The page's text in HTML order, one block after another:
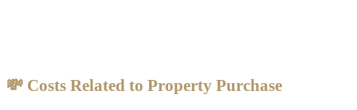
💸 Costs Related to Property Purchase